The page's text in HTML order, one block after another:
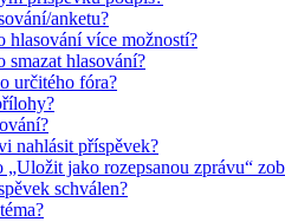
anketu?
hlasování více možností?
smazat hlasování?
určitého fóra?
nahlásit příspěvek?
jako rozepsanou zprávu“
schválen?